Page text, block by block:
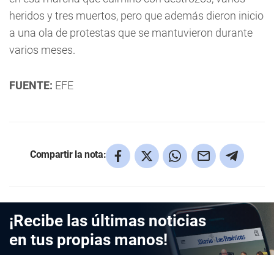
heridos y tres muertos, pero que además dieron inicio
a una ola de protestas que se mantuvieron durante
varios meses.
FUENTE: EFE
Compartir la nota:
¡Recibe las últimas noticias
en tus propias manos!